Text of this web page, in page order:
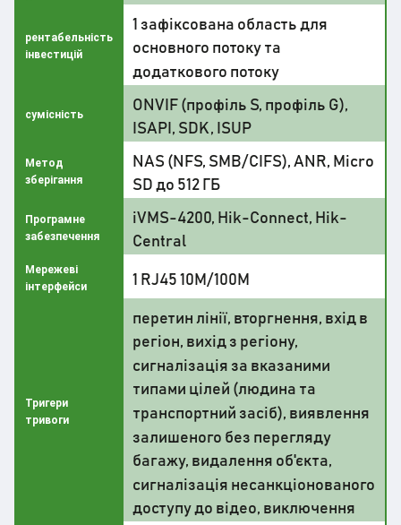
рентабельність
інвестицій
1 зафіксована область для
основного потоку та
додаткового потоку
сумісність
ONVIF (профіль S, профіль G),
ISAPI, SDK, ISUP
Метод
зберігання
NAS (NFS, SMB/CIFS), ANR, Micro
SD до 512 ГБ
Програмне
забезпечення
iVMS-4200, Hik-Connect, Hik-
Central
Мережеві
інтерфейси
1 RJ45 10M/100M
Тригери
тривоги
перетин лінії, вторгнення, вхід в
регіон, вихід з регіону,
сигналізація за вказаними
типами цілей (людина та
транспортний засіб), виявлення
залишеного без перегляду
багажу, видалення об'єкта,
сигналізація несанкціонованого
доступу до відео, виключення